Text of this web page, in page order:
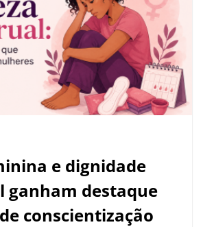
e dignidade
ganham destaque
conscientização